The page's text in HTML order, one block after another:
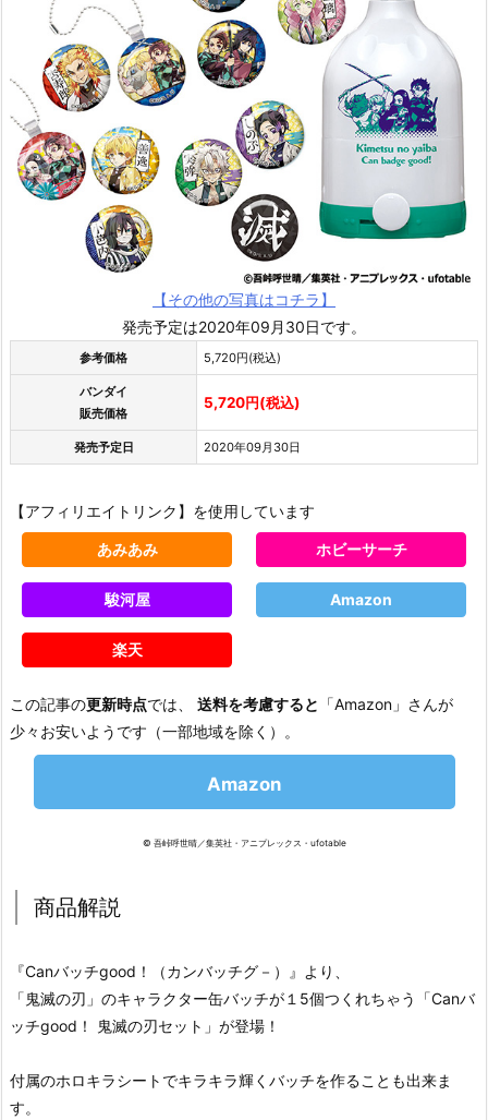
【その他の写真はコチラ】
発売予定は2020年09月30日です。
参考価格 5,720円(税込)
バンダイ
販売価格
5,720円(税込)
発売予定日 2020年09月30日
【アフィリエイトリンク】を使用しています
あみあみ ホビーサーチ
駿河屋 Amazon
楽天
この記事の更新時点では、 送料を考慮すると 「Amazon」さんが
少々お安いようです（一部地域を除く）。
Amazon
© 吾峠呼世晴／集英社・アニプレックス・ufotable
商品解説
『Canバッチgood！（カンバッチグ－）』より、
「鬼滅の刃」のキャラクター缶バッチが１5個つくれちゃう「Canバ
ッチgood！ 鬼滅の刃セット」が登場！
付属のホロキラシートでキラキラ輝くバッチを作ることも出来ま
す。